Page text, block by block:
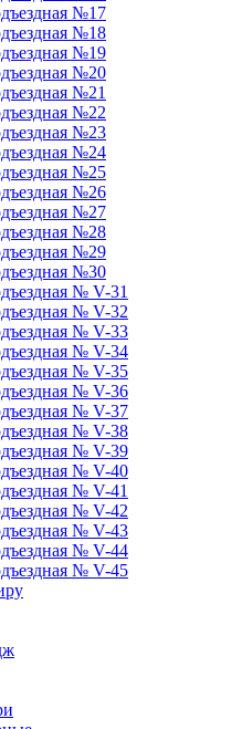
№17
№18
№19
№20
№21
№22
№23
№24
№25
№26
№27
№28
№29
№30
№ V-31
№ V-32
№ V-33
№ V-34
№ V-35
№ V-36
№ V-37
№ V-38
№ V-39
№ V-40
№ V-41
№ V-42
№ V-43
№ V-44
№ V-45